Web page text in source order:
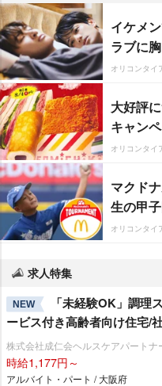
イケメ
ラブに
オリコンタイ
大好評
キャン
オリコンタイ
マクド
生の甲子
オリコンタイ
求人特集
NEW
「未経験OK」調理
ービス付き高齢者向け住宅/
株式会社成仁会ヘルスケアパートナ
時給1,177円～
アルバイト・パート / 大阪府